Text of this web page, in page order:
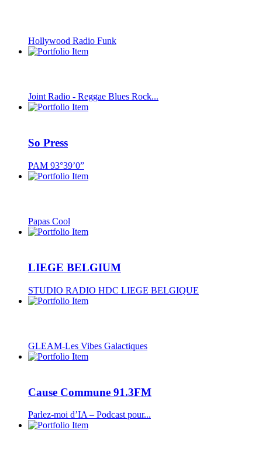
Hollywood Radio Funk
Joint Radio - Reggae Blues Rock...
So Press
PAM 93°39’0”
Papas Cool
LIEGE BELGIUM
STUDIO RADIO HDC LIEGE BELGIQUE
GLEAM-Les Vibes Galactiques
Cause Commune 91.3FM
Parlez-moi d’IA – Podcast pour...